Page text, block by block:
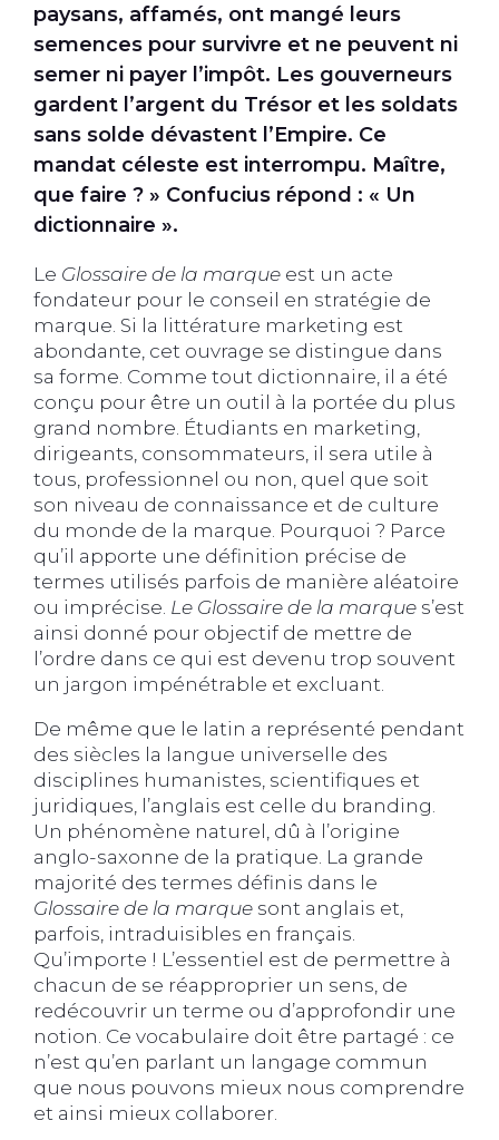
paysans, affamés, ont mangé leurs
semences pour survivre et ne peuvent ni
semer ni payer l’impôt. Les gouverneurs
gardent l’argent du Trésor et les soldats
sans solde dévastent l’Empire. Ce
mandat céleste est interrompu. Maître,
que faire ? » Confucius répond : « Un
dictionnaire ».
Le Glossaire de la marque est un acte
fondateur pour le conseil en stratégie de
marque. Si la littérature marketing est
abondante, cet ouvrage se distingue dans
sa forme. Comme tout dictionnaire, il a été
conçu pour être un outil à la portée du plus
grand nombre. Étudiants en marketing,
dirigeants, consommateurs, il sera utile à
tous, professionnel ou non, quel que soit
son niveau de connaissance et de culture
du monde de la marque. Pourquoi ? Parce
qu’il apporte une définition précise de
termes utilisés parfois de manière aléatoire
ou imprécise. Le Glossaire de la marque s’est
ainsi donné pour objectif de mettre de
l’ordre dans ce qui est devenu trop souvent
un jargon impénétrable et excluant.
De même que le latin a représenté pendant
des siècles la langue universelle des
disciplines humanistes, scientifiques et
juridiques, l’anglais est celle du branding.
Un phénomène naturel, dû à l’origine
anglo-saxonne de la pratique. La grande
majorité des termes définis dans le
Glossaire de la marque sont anglais et,
parfois, intraduisibles en français.
Qu’importe ! L’essentiel est de permettre à
chacun de se réapproprier un sens, de
redécouvrir un terme ou d’approfondir une
notion. Ce vocabulaire doit être partagé : ce
n’est qu’en parlant un langage commun
que nous pouvons mieux nous comprendre
et ainsi mieux collaborer.